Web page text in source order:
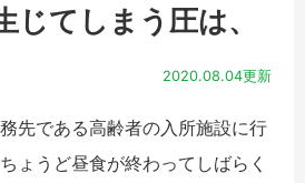
じてしまう圧は、
2020.08.04更新
先である高齢者の入所施設に行
ょうど昼食が終わってしばらく